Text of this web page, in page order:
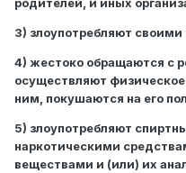
родителей, и иных
3) злоупотребляют
4) жестоко обращаются с
осуществляют
ним, покушаются на его
5) злоупотребляют
наркотическими
веществами и (или) их